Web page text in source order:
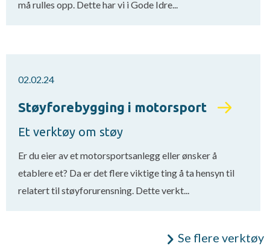
må rulles opp. Dette har vi i Gode Idre...
02.02.24
Støyforebygging i motorsport
Et verktøy om støy
Er du eier av et motorsportsanlegg eller ønsker å
etablere et? Da er det flere viktige ting å ta hensyn til
relatert til støyforurensning. Dette verkt...
Se flere verktøy